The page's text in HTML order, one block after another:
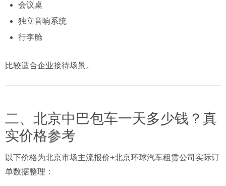
会议桌
独立音响系统
行李舱
比较适合企业接待场景。
二、北京中巴包车一天多少钱？真
实价格参考
以下价格为北京市场主流报价+北京环球汽车租赁公司实际订
单数据整理：